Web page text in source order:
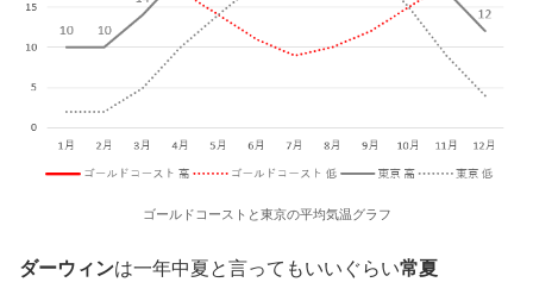
ゴールドコーストと東京の平均気温グラフ
ダーウィンは一年中夏と言ってもいいぐらい常夏